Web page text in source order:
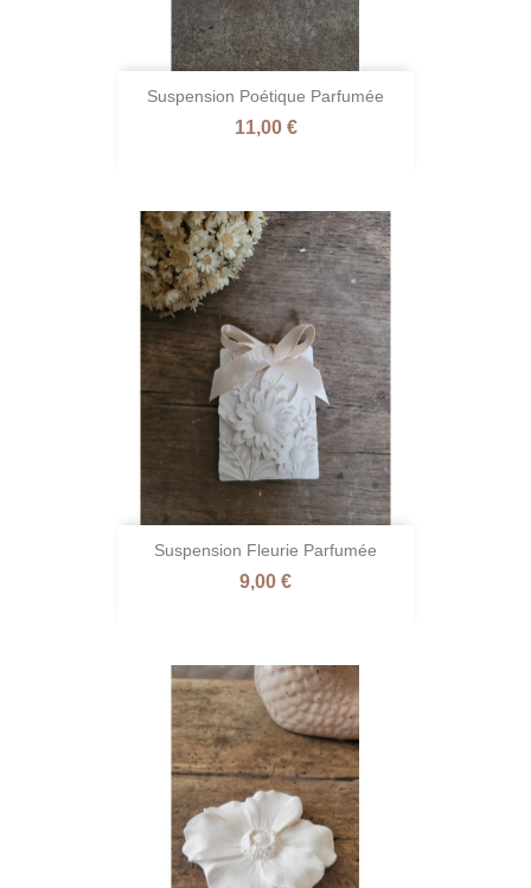
Suspension Poétique Parfumée
Prix
11,00 €
Suspension Fleurie Parfumée
Prix
9,00 €